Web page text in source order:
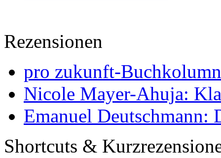
Rezensionen
pro zukunft-
Nicole Mayer-Ahuja:
Emanuel Deutschmann:
Shortcuts &